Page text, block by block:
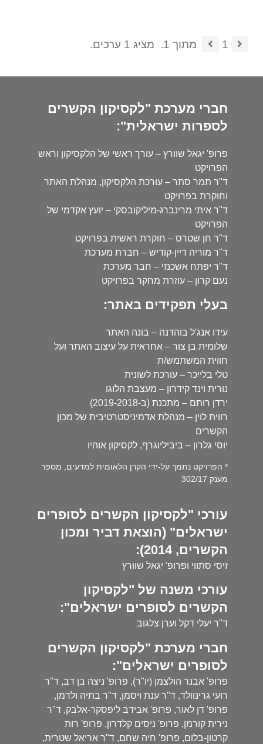
1 מתוך 1. מציג 1 ערכים.
חברי מערכת "לקסיקון הקשרים
לספרות ישראלית":
פרופ' יגאל שוורץ – עורך ראשי של הלקסיקון וראש
הפרויקט
ד"ר תמר סתר – עורכת הלקסיקון, מנהלת האתר
וחוקרת בפרויקט
ד"ר איתי מרינברג-מיליקובסקי – יועץ אקדמי של
הפרויקט
ד"ר חן שטרס – חוקרת ראשית בפרויקט
ד"ר מוריה דיין-קודיש – חברת מערכת
ד"ר יפתח אשכנזי – חבר מערכת
נעם קרון – עוזרת מחקר בפרויקט
בעלי תפקידים באתר:
עידו אנג'ל בוהדנה – בונה האתר
שלומית בן צור – אחראית על עיצוב האתר ועל
חווית המשתמש/ת
טלי בלייכר – עורכת לשונית
נורית וינד קידרון – מעצבת הלוגו
ירדן רותם – מתכנת (ב-2019-2018)
רווית לוין – מנהלת אדמיניסטרטיבית של מכון
הקשרים
יוסי גלרון – ביביליוגרף, לקסיקון אוהיו
* הפרויקט נתמך על-ידי הקרן הלאומית למדעים, מספר
מענק 302/17
עורכי "לקסיקון הקשרים לסופרים
ישראלים" (הוצאת דביר ומכון
הקשרים, 2014):
זיסי סתווי ופרופ' יגאל שוורץ
עורכי משנה של "לקסיקון
הקשרים לסופרים ישראלים":
ד"ר יעלי דקל וערן צלגוב
חברי מערכת "לקסיקון הקשרים
לסופרים ישראלים":
פרופ' אבנר הולצמן (יו"ר), פרופ' ניצה בן דב, ד"ר
רועי גרינוולד, ד"ר ענת ויסמן, ד"ר בתיה ולדמן,
פרופ' דן לאור, פרופ' אבידב ליפסקר-אלבק, ד"ר
נירית קורמן, פרופ' ניסים קלדרון, פרופ' רות
קרטון-בלום, פרופ' חיה שחם, ד"ר אריאל שטרית,